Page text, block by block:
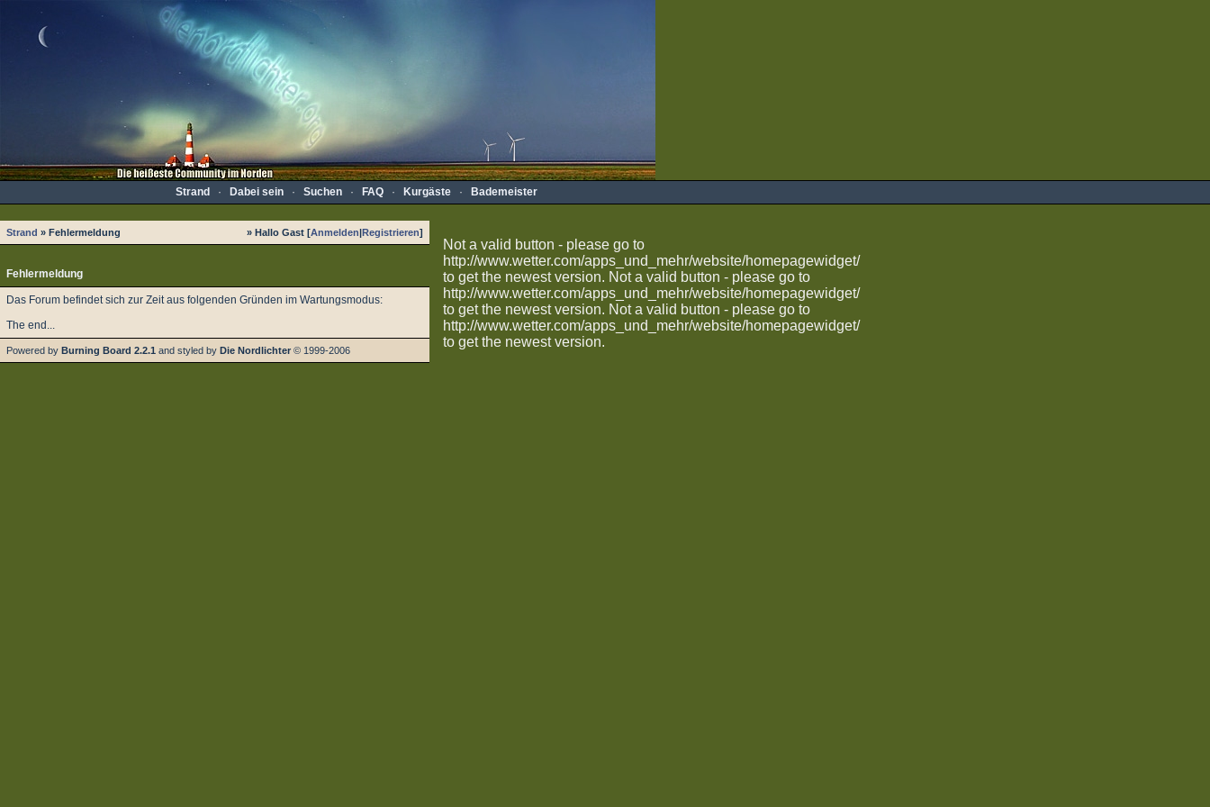
Strand · Dabei sein· Suchen· FAQ· Kurgäste· Bademeister
Strand » Fehlermeldung » Hallo Gast [Anmelden|Registrieren]
Fehlermeldung
Das Forum befindet sich zur Zeit aus folgenden Gründen im Wartungsmodus:
The end...
Powered by Burning Board 2.2.1 and styled by Die Nordlichter © 1999-2006
Not a valid button - please go to
http://www.wetter.com/apps_und_mehr/website/homepagewidget/
to get the newest version. Not a valid button - please go to
http://www.wetter.com/apps_und_mehr/website/homepagewidget/
to get the newest version. Not a valid button - please go to
http://www.wetter.com/apps_und_mehr/website/homepagewidget/
to get the newest version.